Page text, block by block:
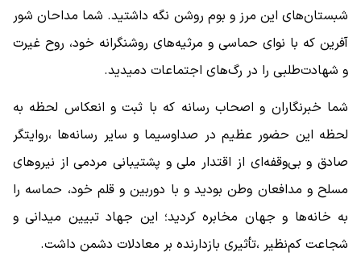
شبستان‌های این مرز و بوم روشن نگه داشتید. شما مداحان شور
آفرین که با نوای حماسی و مرثیه‌های روشنگرانه خود، روح غیرت
و شهادت‌طلبی را در رگ‌های اجتماعات دمیدید.
شما خبرنگاران و اصحاب رسانه که با ثبت و انعکاس لحظه به
لحظه این حضور عظیم در صداوسیما و سایر رسانه‌ها ،روایتگر
صادق و بی‌وقفه‌ای از اقتدار ملی و پشتیبانی مردمی از نیروهای
مسلح و مدافعان وطن بودید و با دوربین و قلم خود، حماسه را
به خانه‌ها و جهان مخابره کردید؛ این جهاد تبیین میدانی و
شجاعت کم‌نظیر ،تأثیری بازدارنده بر معادلات دشمن داشت.